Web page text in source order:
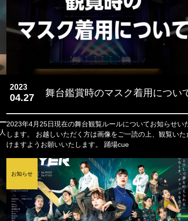
2023
04.27 舞台鑑賞時のマスク着用につい
2023年4月25日現在の舞台観覧ルールについてお知らせい
します。 お越しいただく方は画像をご一読の上、観覧いただ
けますようお願いいたします。 踊場cue
お知らせ